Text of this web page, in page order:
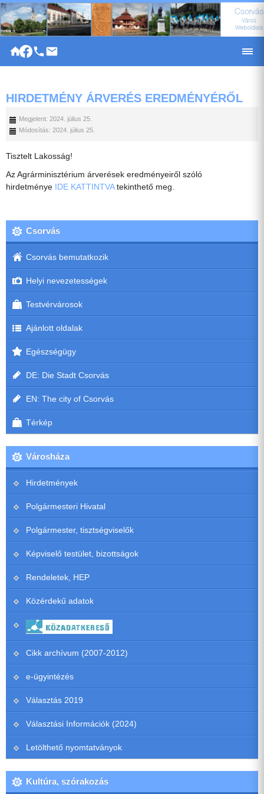
|
HIRDETMÉNY ÁRVERÉS EREDMÉNYÉRŐL
Megjelent: 2024. július 25.
Módosítás: 2024. július 25.
Tisztelt Lakosság!
Az Agrárminisztérium árverések eredményeiről szóló
hirdetménye IDE KATTINTVAtekinthető meg.
Csorvás
Csorvás bemutatkozik
Helyi nevezetességek
Testvérvárosok
Ajánlott oldalak
Egészségügy
DE: Die Stadt Csorvás
EN: The city of Csorvás
Térkép
Városháza
Hirdetmények
Polgármesteri Hivatal
Polgármester, tisztségviselők
Képviselő testület, bizottságok
Rendeletek, HEP
Közérdekű adatok
Cikk archívum (2007-2012)
e-ügyintézés
Választás 2019
Választási Információk (2024)
Letölthető nyomtatványok
Kultúra, szórakozás